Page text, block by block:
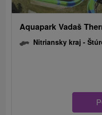
Aquapark Vadaš
Nitriansky kraj -